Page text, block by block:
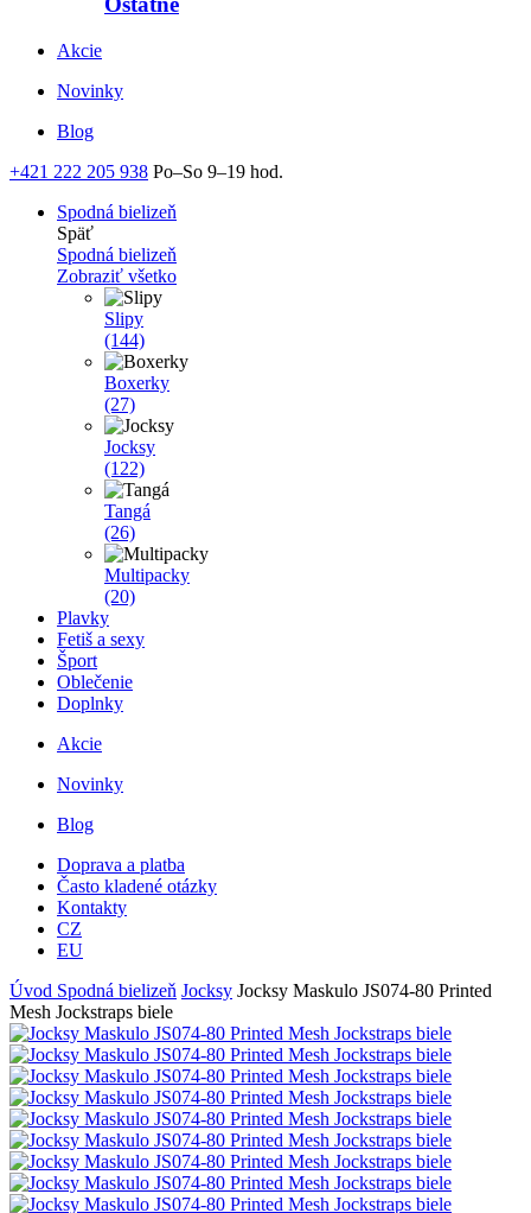
Akcie
Novinky
Blog
+421 222 205 938 Po–So 9–19 hod.
Spodná bielizeň
Späť
Spodná bielizeň
Zobraziť všetko
Slipy
(144)
Boxerky
(27)
Jocksy
(122)
Tangá
(26)
Multipacky
(20)
Plavky
Fetiš a sexy
Šport
Oblečenie
Doplnky
Akcie
Novinky
Blog
Doprava a platba
Často kladené otázky
Kontakty
CZ
EU
Úvod Spodná bielizeň Jocksy Jocksy Maskulo JS074-80 Printed
Mesh Jockstraps biele